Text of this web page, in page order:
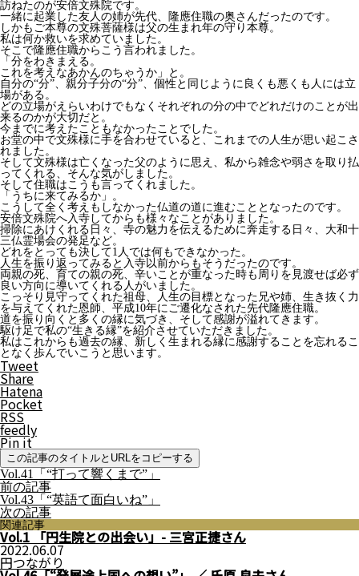
訪ねたのが安倍文殊院です。
一緒に起業した友人の姉が先代、隆應住職の奥さんだったのです。
しかもご本尊の文殊菩薩様は父の生まれ年の守り本尊。
私は何か救いを求めていました。
そこで隆應住職からこう言われました。
「分をわきまえる。
これを考えなあかんのちゃうか」と。
自分の“分”、親分子分の“分”、個性と同じように良くも悪くも人には立
場がある。
どの立場がえらいわけでもなくそれぞれの分の中でどれだけのことが出
来るのかが大切だと。
今までに考えたこともなかったことでした。
お堂の中で文殊様に手を合わせていると、これまでの人生が思い起こさ
れました。
そして文殊様は亡くなった父のように思え、私から雑念や弱さを取り払
ってくれる、そんな気がしました。
そして住職はこうも言ってくれました。
「うちに来てみるか」。
こうして全く考えもしなかった仏道の道に進むこととなったのです。
安倍文殊院へ入寺してからも様々なことがありました。
掃除にあけくれる日々、寺の魅力を伝えるために奔走する日々、大和十
三仏霊場会の発足など。
どれをとっても決して1人では何もできなかった。
人生を振り返ってみると入寺以前からもそうだったのです。
両親の死、育ての親の死、辛いことが重なった時も周りを見渡せば必ず
良い方向に導いてくれる人がいました。
こっそり見守ってくれた祖母、人生の目標となった兄や姉、生き抜く力
を与えてくれた恩師、平成10年にご遷化なされた先代隆應住職。
道を振り向くと多くの縁に気づき、そして感謝が溢れてきます。
駆け足で私の“生きる縁”を紹介させていただきました。
私はこれからも過去の縁、新しく生まれる縁に感謝することを忘れるこ
となく歩んでいこうと思います。
Tweet
Share
Hatena
Pocket
RSS
feedly
Pin it
この記事のタイトルとURLをコピーする
Vol.41「“打って響くまで”」
前の記事
Vol.43「“英語て面白いね”」
次の記事
関連記事
Vol.1 「円生院との出会い」- 三宮正捷さん
2022.06.07
円つながり